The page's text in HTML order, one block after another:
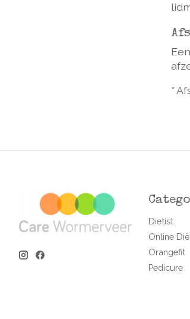
*
Dietist
Online
Orangefit
Pedicure